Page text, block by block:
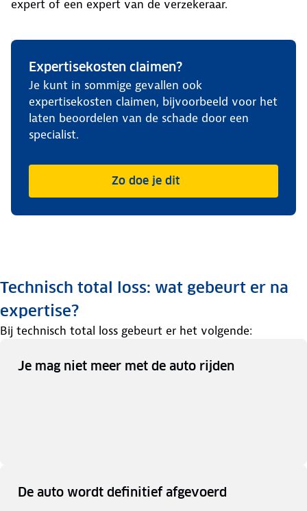
expert of een expert van de verzekeraar.
Expertisekosten claimen?
Je kunt in sommige gevallen ook
expertisekosten claimen, bijvoorbeeld voor het
laten beoordelen van de schade door een
specialist.
Zo doe je dit
Technisch total loss: wat gebeurt er na
expertise?
Bij technisch total loss gebeurt er het volgende:
Je mag niet meer met de auto rijden
De auto wordt definitief afgevoerd